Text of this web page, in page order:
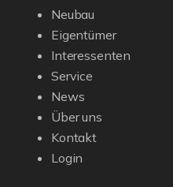
Neubau
Eigentümer
Interessenten
Service
News
Über uns
Kontakt
Login